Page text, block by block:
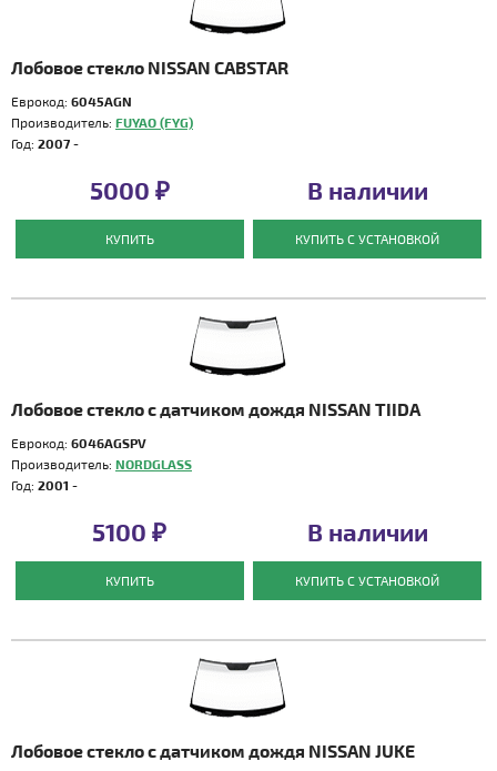
Лобовое стекло NISSAN CABSTAR
Еврокод: 6045AGN
Производитель: FUYAO (FYG)
Год: 2007 -
5000 ₽
КУПИТЬ
В наличии
КУПИТЬ С УСТАНОВКОЙ
Лобовое стекло с датчиком дождя NISSAN TIIDA
Еврокод: 6046AGSPV
Производитель: NORDGLASS
Год: 2001 -
5100 ₽
КУПИТЬ
В наличии
КУПИТЬ С УСТАНОВКОЙ
Лобовое стекло с датчиком дождя NISSAN JUKE